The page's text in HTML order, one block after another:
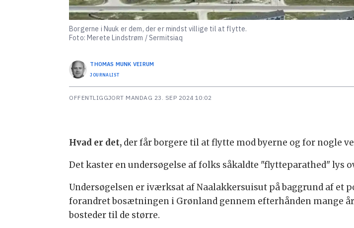
Borgerne i Nuuk er dem, der er mindst villige til at flytte.
Foto: Merete Lindstrøm / Sermitsiaq
THOMAS MUNK VEIRUM
JOURNALIST
OFFENTLIGGJORT MANDAG 23. SEP 2024 10:02
Hvad er det, der får borgere til at flytte mod byerne og for nogle
Det kaster en undersøgelse af folks såkaldte "flytteparathed" lys
Undersøgelsen er iværksat af Naalakkersuisut på baggrund af et
forandret bosætningen i Grønland gennem efterhånden mange
bosteder til de større.